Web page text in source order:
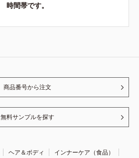
時間帯です。
商品番号から注文
無料サンプルを探す
ヘア＆ボディ
インナーケア（食品）